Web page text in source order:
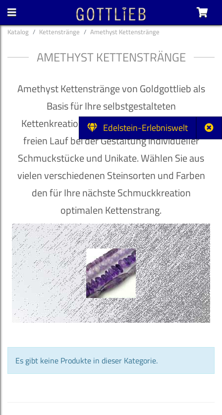
Edelstein-Erlebniswelt
Katalog Kettenstränge Amethyst Kettenstränge
AMETHYST KETTENSTRÄNGE
Amethyst Kettenstränge von Goldgottlieb als
Basis für Ihre selbstgestalteten
Kettenkreationen. Lassen Sie Ihrer Fantasie
freien Lauf bei der Gestaltung individueller
Schmuckstücke und Unikate. Wählen Sie aus
vielen verschiedenen Steinsorten und Farben
den für Ihre nächste Schmuckkreation
optimalen Kettenstrang.
Es gibt keine Produkte in dieser Kategorie.